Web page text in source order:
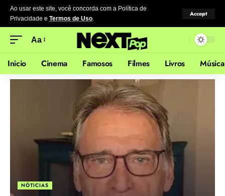
Ao usar este site, você concorda com a Política de
Privacidade e Termos de Uso.
Accept
Aa
Inicio Cinema Famosos Filmes Livros Música
NÓTICIAS